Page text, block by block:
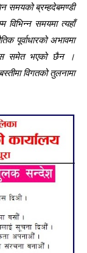
समयको ब्रम्हदेबमण्डी
समयमा त्यहाँ
पूर्वाधारको अभावमा
समेत भएको छैन ।
विगतको तुलनामा